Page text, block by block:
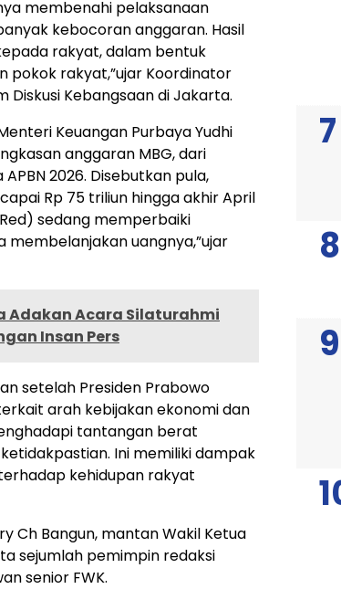
membenahi pelaksanaan
kebocoran anggaran. Hasil
rakyat, dalam bentuk
pokok rakyat,”ujar Koordinator
Diskusi Kebangsaan di Jakarta.
Keuangan Purbaya Yudhi
anggaran MBG, dari
2026. Disebutkan pula,
Rp 75 triliun hingga akhir April
sedang memperbaiki
uangnya,”ujar
Adakan Acara Silaturahmi
Insan Pers
setelah Presiden Prabowo
arah kebijakan ekonomi dan
tantangan berat
Ini memiliki dampak
kehidupan rakyat
Ch Bangun, mantan Wakil Ketua
sejumlah pemimpin redaksi
senior FWK.